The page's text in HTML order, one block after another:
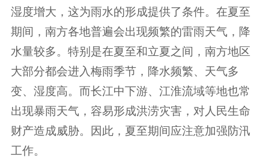
湿度增大，这为雨水的形成提供了条件。在夏至
期间，南方各地普遍会出现频繁的雷雨天气，降
水量较多。特别是在夏至和立夏之间，南方地区
大部分都会进入梅雨季节，降水频繁、天气多
变、湿度高。而长江中下游、江淮流域等地也常
出现暴雨天气，容易形成洪涝灾害，对人民生命
财产造成威胁。因此，夏至期间应注意加强防汛
工作。